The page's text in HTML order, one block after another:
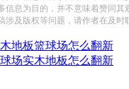
信息为目的，并不意味着赞同其
涉及版权等问题，请作者在及时
地板篮球场怎么翻新
场实木地板怎么翻新